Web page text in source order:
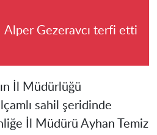
Alper Gezeravcı terfi etti
İl Müdürlüğü
sahil şeridinde
İl Müdürü Ayhan Temiz